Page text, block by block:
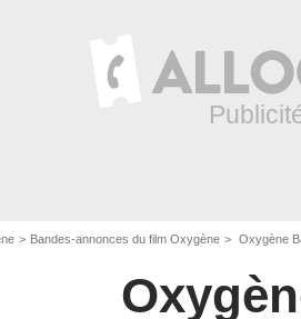
Bandes-annonces du film Oxygène Oxygène